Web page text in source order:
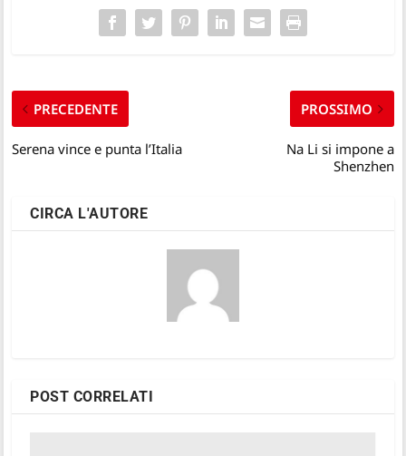
PRECEDENTE
Serena vince e punta l’Italia
PROSSIMO
Na Li si impone a
Shenzhen
CIRCA L'AUTORE
POST CORRELATI